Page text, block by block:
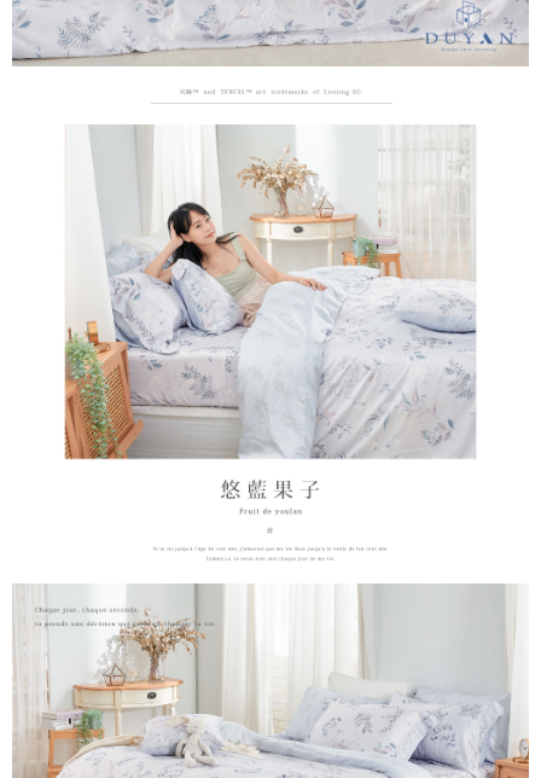
【注意事項】
１．透過由恩沛科技股份有限公司提供之「AFTEE先享後付」服務完成之交
易，需依本服務之必要範圍內提供個人資料，並將交易相關給付款項請求債
權轉讓予恩沛科技股份有限公司。
２．關於個人資料處理事宜，請瀏覽以下網址：
３．未成年的使用者請事先徵得法定代理人或監護人之同意方可使用
「AFTEE先享後付」，若未經同意申辦者引起之損失，本公司不負相關責
４．使用「AFTEE先享後付」時，將依據個別帳號之用戶狀況，依本公司即
時審查核予不同之上限額度；若仍有額度不足之情形，本公司將視審查結果
請求用戶進行身份認證。
５．嚴禁一人註冊多個帳號或使用他人資訊註冊。若發現惡意使用之情形，
恩沛科技股份有限公司將有權停止該用戶之使用額度並採取法律行動。
付款後7-11取貨
每筆NT$60，滿NT$999(含以上)免運費
每筆NT$80，滿NT$999(含以上)免運費